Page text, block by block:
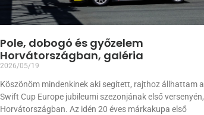
Pole, dobogó és győzelem
Horvátországban, galéria
2026/05/19
Köszönöm mindenkinek aki segített, rajthoz állhattam a
Swift Cup Europe jubileumi szezonjának első versenyén,
Horvátországban. Az idén 20 éves márkakupa első